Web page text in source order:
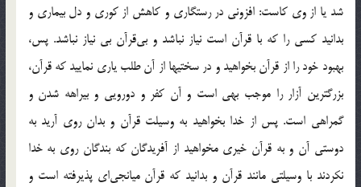
شد يا از وي‌ كاست‌: افزوني‌ در رستگاري‌ و كاهش‌ از كوري‌ و دل‌ بيماري‌ و
بدانيد كسي‌ را كه‌ با قرآن‌ است‌ نياز نباشد و بي‌قرآن‌ بي‌ نياز نباشد. پس‌،
بهبود خود را از قرآن‌ بخواهيد و در سختيها از آن‌ طلب‌ ياري‌ نماييد كه‌ قرآن‌،
بزرگترين‌ آزار را موجب‌ بهي‌ است‌ و آن‌ كفر و دورويي‌ و بيراهه‌ شدن‌ و
گمراهي‌ است‌. پس‌ از خدا بخواهيد به‌ وسيلت‌ قرآن‌ و بدان‌ روي‌ آريد به‌
دوستي‌ آن‌ و به‌ قرآن‌ خيري‌ مخواهيد از آفريدگان‌ كه‌ بندگان‌ روي‌ به‌ خدا
نكردند با وسيلتي‌ مانند قرآن‌ و بدانيد كه‌ قرآن‌ ميانجي‌اي‌ پذيرفته‌ است‌ و